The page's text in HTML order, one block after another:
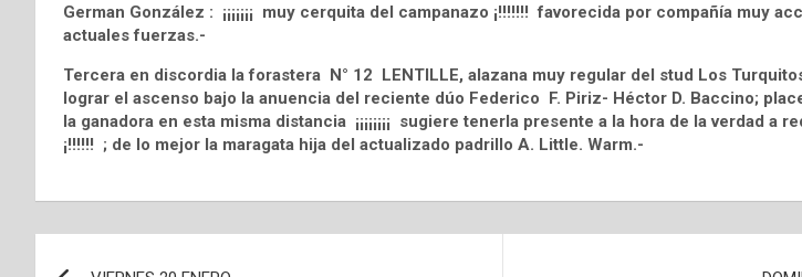
German González : ¡¡¡¡¡¡¡ muy cerquita del campanazo ¡!!!!!!! favorecida por compañía muy
actuales fuerzas.-
Tercera en discordia la forastera N° 12 LENTILLE, alazana muy regular del stud Los
lograr el ascenso bajo la anuencia del reciente dúo Federico F. Piriz- Héctor D. Baccino;
la ganadora en esta misma distancia ¡¡¡¡¡¡¡¡ sugiere tenerla presente a la hora de la verdad a
¡!!!!!! ; de lo mejor la maragata hija del actualizado padrillo A. Little. Warm.-